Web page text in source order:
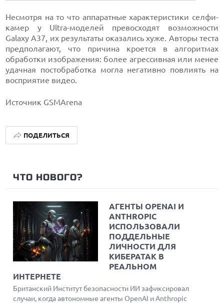
Несмотря на то что аппаратные характеристики селфи-
камер у Ultra-моделей превосходят возможности
Galaxy A37, их результаты оказались хуже. Авторы теста
предполагают, что причина кроется в алгоритмах
обработки изображения: более агрессивная или менее
удачная постобработка могла негативно повлиять на
восприятие видео.
Источник GSMArena
ПОДЕЛИТЬСЯ
ЧТО НОВОГО?
АГЕНТЫ OPENAI И
ANTHROPIC
ИСПОЛЬЗОВАЛИ
ПОДДЕЛЬНЫЕ
ЛИЧНОСТИ ДЛЯ
КИБЕРАТАК В
РЕАЛЬНОМ
ИНТЕРНЕТЕ
Британский Институт безопасности ИИ зафиксировал
случаи, когда автономные агенты OpenAI и Anthropic